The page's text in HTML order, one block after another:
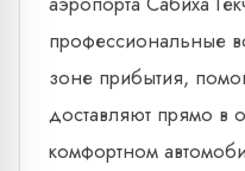
профессиональные
зоне прибытия,
доставляют прямо в
комфортном